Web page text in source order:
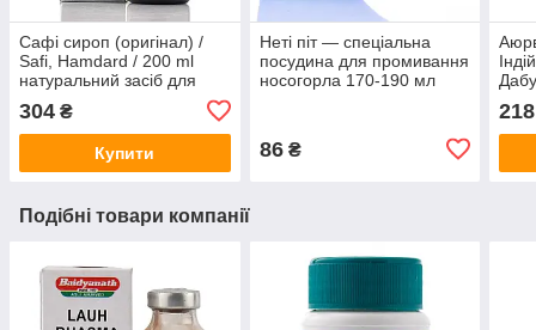
Сафі сироп (оригінал) /
Safi, Hamdard / 200 ml
натуральний засіб для
висипаннях
304 ₴
Купити
Неті піт — спеціальна
посудина для промивання
носогорла 170-190 мл
86₴
218
Подібні товари компанії